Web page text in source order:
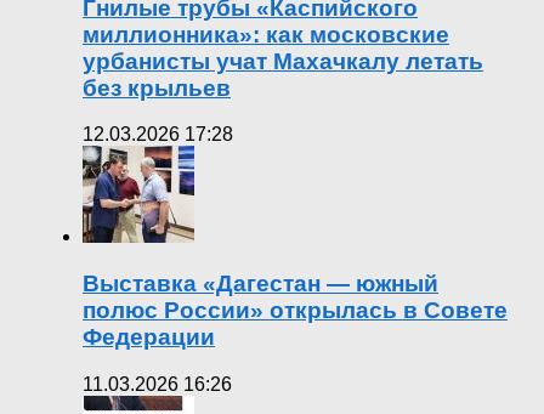
Гнилые трубы «Каспийского
миллионника»: как московские
урбанисты учат Махачкалу летать
без крыльев
12.03.2026 17:28
Выставка «Дагестан — южный
полюс России» открылась в Совете
Федерации
11.03.2026 16:26